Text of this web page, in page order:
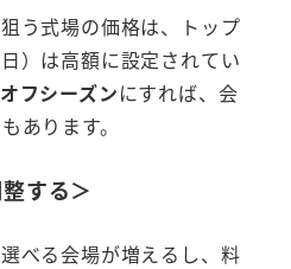
う式場の価格は、トップ
）は高額に設定されてい
フシーズンにすれば、会
あります。
する＞
べる会場が増えるし、料